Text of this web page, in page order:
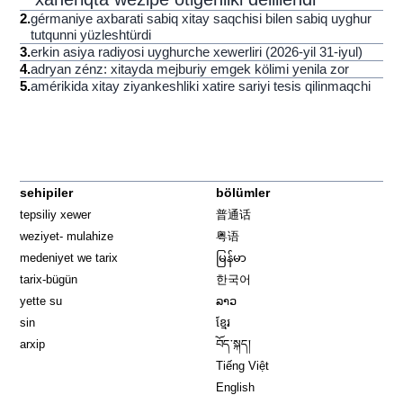
2.gérmaniye axbarati sabiq xitay saqchisi bilen sabiq uyghur
tutqunni yüzleshtürdi
3.erkin asiya radiyosi uyghurche xewerliri (2026-yil 31-iyul)
4.adryan zénz: xitayda mejburiy emgek kölimi yenila zor
5.amérikida xitay ziyankeshliki xatire sariyi tesis qilinmaqchi
sehipiler
tepsiliy xewer
weziyet- mulahize
medeniyet we tarix
tarix-bügün
yette su
sin
arxip
bölümler
普通话
粤语
မြန်မာ
한국어
ລາວ
ខ្មែរ
བོད་སྐད།
Tiếng Việt
English